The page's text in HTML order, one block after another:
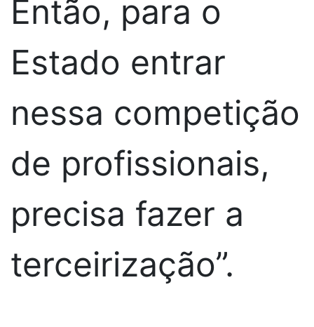
Então, para o
Estado entrar
nessa competição
de profissionais,
precisa fazer a
terceirização”.